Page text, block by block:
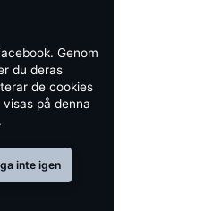
Genom
du deras
de cookies
på denna
inte igen